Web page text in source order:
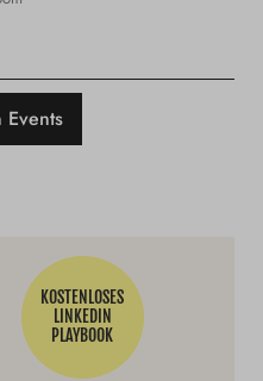
KOSTENLOSES
LINKEDIN
PLAYBOOK